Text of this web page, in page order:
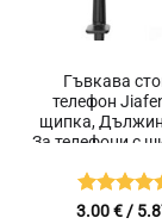
Гъвкава
телефон
щипка,
За телефони с
Оценено
3.00€/